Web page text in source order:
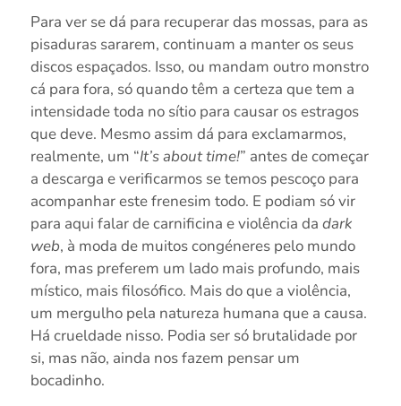
Para ver se dá para recuperar das mossas, para as
pisaduras sararem, continuam a manter os seus
discos espaçados. Isso, ou mandam outro monstro
cá para fora, só quando têm a certeza que tem a
intensidade toda no sítio para causar os estragos
que deve. Mesmo assim dá para exclamarmos,
realmente, um “It’s about time!” antes de começar
a descarga e verificarmos se temos pescoço para
acompanhar este frenesim todo. E podiam só vir
para aqui falar de carnificina e violência da dark
web, à moda de muitos congéneres pelo mundo
fora, mas preferem um lado mais profundo, mais
místico, mais filosófico. Mais do que a violência,
um mergulho pela natureza humana que a causa.
Há crueldade nisso. Podia ser só brutalidade por
si, mas não, ainda nos fazem pensar um
bocadinho.